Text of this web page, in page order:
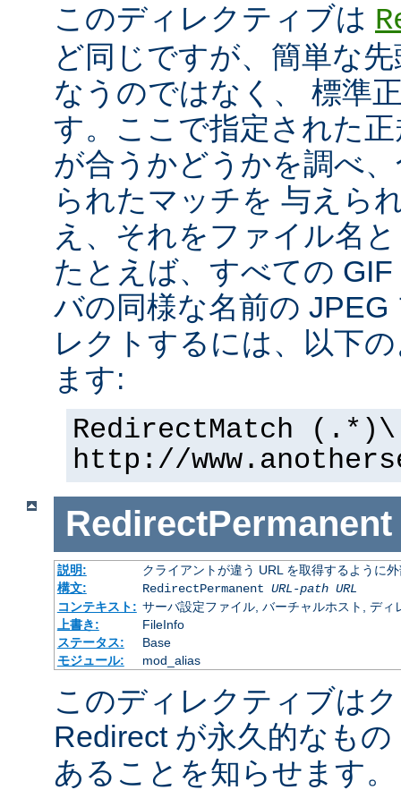
このディレクティブは
ど同じですが、簡単な
なうのではなく、 標準
す。ここで指定された
が合うかどうかを調べ
られたマッチを 与えら
え、それをファイル名
たとえば、すべての
バの同様な名前の
レクトするには、以下
ます:
RedirectMatch
http://
RedirectPermanent
説明:
クライアントが違う URL を取得するように
構文:
RedirectPermanent URL-path URL
コンテキスト: サーバ設定ファイル, バーチャルホスト, ディ
上書き:
FileInfo
ステータス:
Base
モジュール:
mod_alias
このディレクティブは
Redirect が永久的なも
あることを知らせます